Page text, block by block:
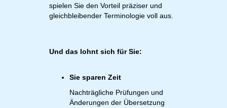
spielen Sie den Vorteil präziser und
gleichbleibender Terminologie voll aus.
Und das lohnt sich für Sie:
Sie sparen Zeit
Nachträgliche Prüfungen und
Änderungen der Übersetzung